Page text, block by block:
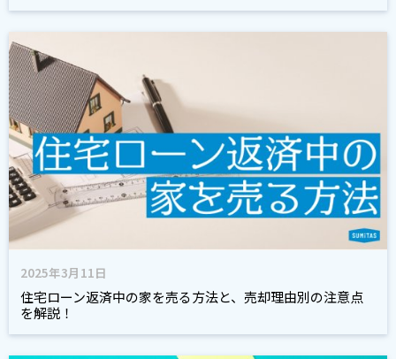
2025年3月11日
住宅ローン返済中の家を売る方法と、売却理由別の注意点
を解説！